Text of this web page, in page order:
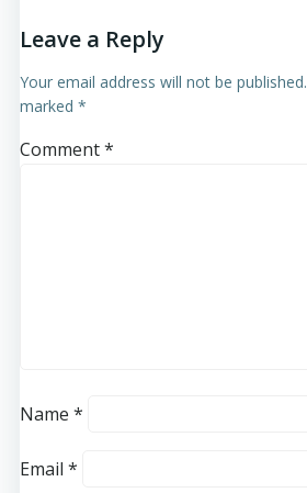
Leave a Reply
Your email address will not be published.
marked *
Comment*
Name *
Email *